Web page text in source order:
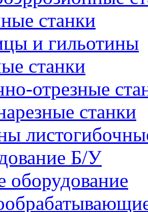
станки
и гильотины
станки
отрезные
станки
Б/У
оборудование